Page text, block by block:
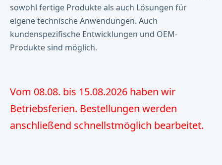
sowohl fertige Produkte als auch Lösungen für
eigene technische Anwendungen. Auch
kundenspezifische Entwicklungen und OEM-
Produkte sind möglich.
Vom 08.08. bis 15.08.2026 haben wir
Betriebsferien. Bestellungen werden
anschließend schnellstmöglich bearbeitet.